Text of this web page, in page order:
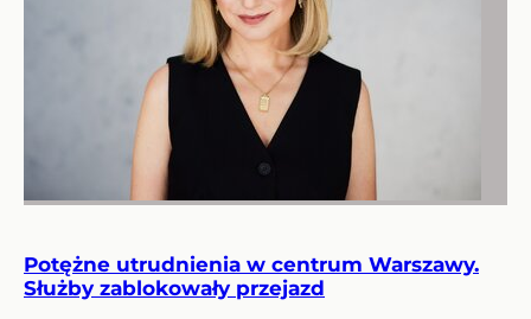
Potężne utrudnienia w centrum Warszawy.
Służby zablokowały przejazd